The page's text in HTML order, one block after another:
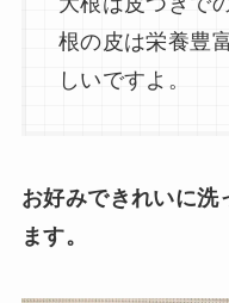
根の皮は栄養豊
しいですよ。
お好みできれいに洗
ます。